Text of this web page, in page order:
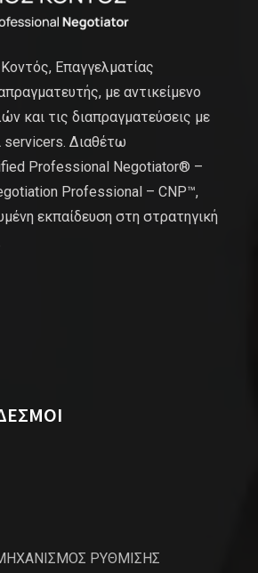
Επαγγελματίας
με αντικείμενο
και τις διαπραγματεύσεις με
servicers. Διαθέτω
Professional Negotiator® –
Professional – CNP™,
εκπαίδευση στη στρατηγική
ΡΥΘΜΙΣΗΣ